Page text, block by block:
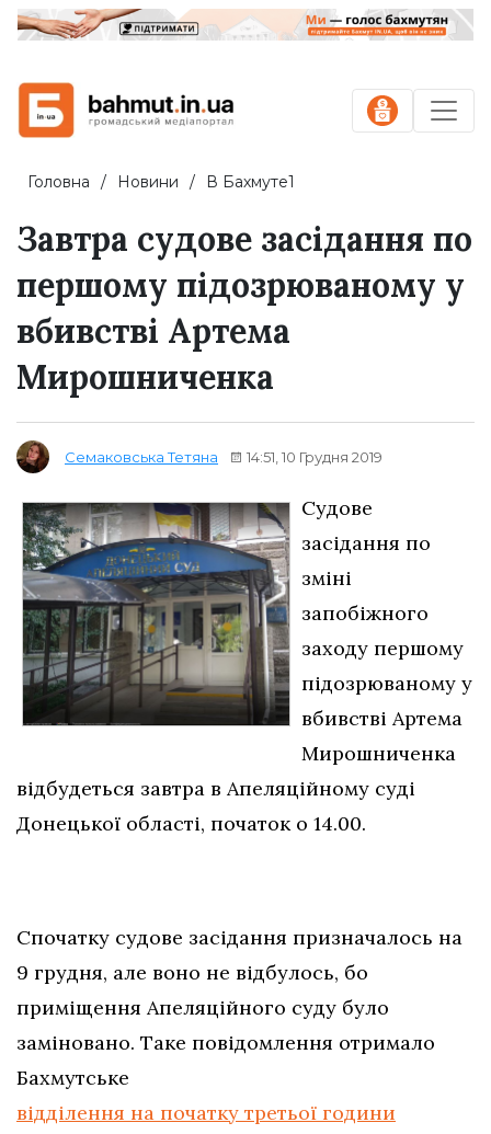
Головна Новини В Бахмуте1
Завтра судове засідання по
першому підозрюваному у
вбивстві Артема
Мирошниченка
Семаковська Тетяна 14:51, 10 Грудня 2019
Судове
засідання по
зміні
запобіжного
заходу першому
підозрюваному у
вбивстві Артема
Мирошниченка
відбудеться завтра в Апеляційному суді
Донецької області, початок о 14.00.
Спочатку судове засідання призначалось на
9 грудня, але воно не відбулось, бо
приміщення Апеляційного суду було
заміновано. Таке повідомлення отримало
Бахмутське
відділення на початку третьої години